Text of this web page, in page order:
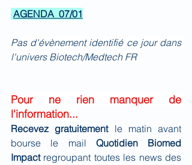
AGENDA  07/01
Pas d'évènement identifié ce jour dans
l'univers Biotech/Medtech FR
Pour ne rien manquer de
l'information...
Recevez gratuitement le matin avant
bourse le mail Quotidien Biomed
Impact regroupant toutes les news des